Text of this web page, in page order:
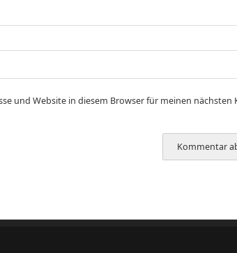
und Website in diesem Browser für meinen